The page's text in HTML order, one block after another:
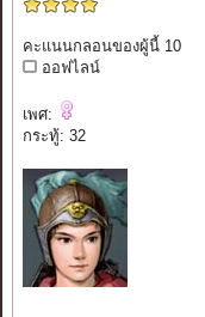
คะแนนกลอนของผู้นี้ 10
ออฟไลน์
เพศ:
กระทู้: 32